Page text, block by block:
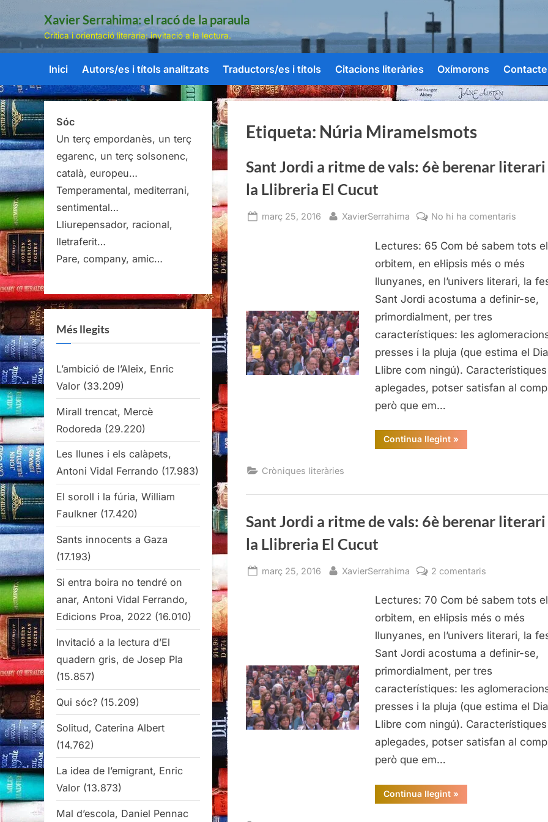
Skip
content
Xavier Serrahima: el racó de la paraula
Crítica i orientació literària: invitació a la lectura.
Inici Autors/es i títols analitzats Traductors/es i títols Citacions literàries Oxímorons Contacte
Etiqueta: Núria Miramelsmots
Sant Jordi a ritme de vals: 6è berenar literari
la Llibreria El Cucut
Posted
març 25, 2016 By
XavierSerrahima No hi ha comentaris
Jordi
a
ritme
berenar
literari
de
la
Lectures: 65 Com bé sabem tots
orbitem, en el·lipsis més o més
llunyanes, en l’univers literari, la
Sant Jordi acostuma a definir-se,
primordialment, per tres
característiques: les
presses i la pluja (que estima el
Llibre com ningú).
aplegades, potser satisfan al
però que em…
Continua llegint“Sant
Jordi
berenar
la
»
Cròniques literàries
Sant Jordi a ritme de vals: 6è berenar literari
la Llibreria El Cucut
Posted
març 25, 2016 By
XavierSerrahima 2 comentaris
Jordi
a
ritme
de
6è
berenar
literari
de
la
Lectures: 70 Com bé sabem tots
orbitem, en el·lipsis més o més
llunyanes, en l’univers literari, la
Sant Jordi acostuma a definir-se,
primordialment, per tres
característiques: les
presses i la pluja (que estima el
Llibre com ningú).
aplegades, potser satisfan al
però que em…
Continua llegint“Sant
Jordi
»
Sóc
Un terç empordanès, un terç
egarenc, un terç solsonenc,
català, europeu…
Temperamental, mediterrani,
sentimental…
Lliurepensador, racional,
lletraferit…
Pare, company, amic…
Més llegits
L’ambició de l’Aleix, Enric
Valor (33.209)
Mirall trencat, Mercè
Rodoreda (29.220)
Les llunes i els calàpets,
Antoni Vidal Ferrando (17.983)
El soroll i la fúria, William
Faulkner (17.420)
Sants innocents a Gaza
(17.193)
Si entra boira no tendré on
anar, Antoni Vidal Ferrando,
Edicions Proa, 2022 (16.010)
Invitació a la lectura d’El
quadern gris, de Josep Pla
(15.857)
Qui sóc? (15.209)
Solitud, Caterina Albert
(14.762)
La idea de l’emigrant, Enric
Valor (13.873)
Mal d’escola, Daniel Pennac